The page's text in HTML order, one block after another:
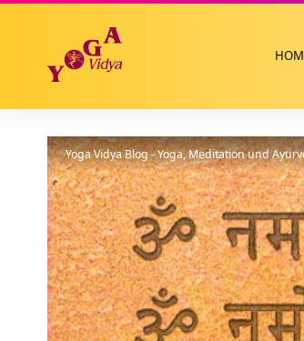
Yoga Vidya Blog - Yoga, Meditation und